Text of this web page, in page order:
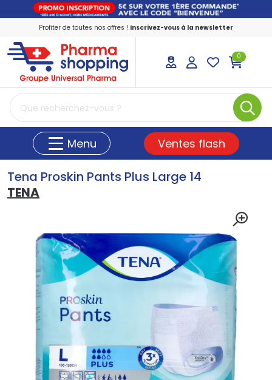
Profiter de toutes nos offres ! Inscrivez-vous à la newsletter
PharmaShopping Votre pharmacie en
0
Menu Ventes flash
Tena Proskin Pants Plus Large 14
TENA